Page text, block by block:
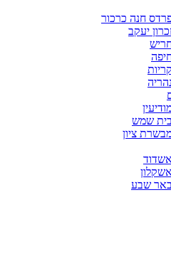
חנה כרכור
יעקב
שמש
ציון
שבע